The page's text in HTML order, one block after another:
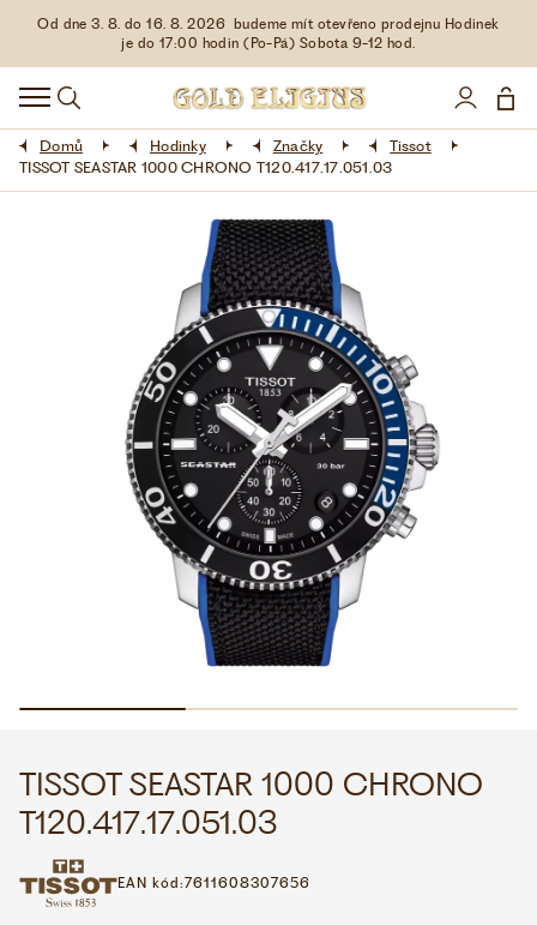
Od dne 3. 8. do 16. 8. 2026 budeme mít otevřeno prodejnu Hodinek
je do 17:00 hodin (Po-Pá) Sobota 9-12 hod.
HODINKY
DOPLŇKY
ŠPERKY
LIMITOVANÉ EDICE
VŠE O NÁKUPU
WHATSAPP VIBER
VOLEJTE 9:00–18:00+420 775 138 346
Domů Hodinky Značky
Tissot
TISSOT SEASTAR 1000 CHRONO T120.417.17.051.03
TISSOT SEASTAR 1000 CHRONO
T120.417.17.051.03
EAN kód:7611608307656